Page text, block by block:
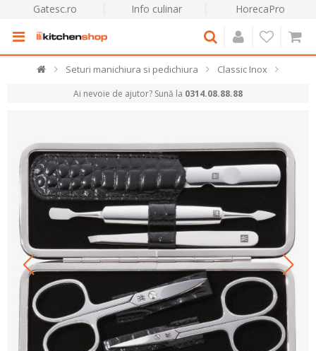
Gatesc.ro Info culinar HorecaPro
Seturi manichiura si pedichiura Classic Inox
Ai nevoie de ajutor? Sună la 0314.08.88.88